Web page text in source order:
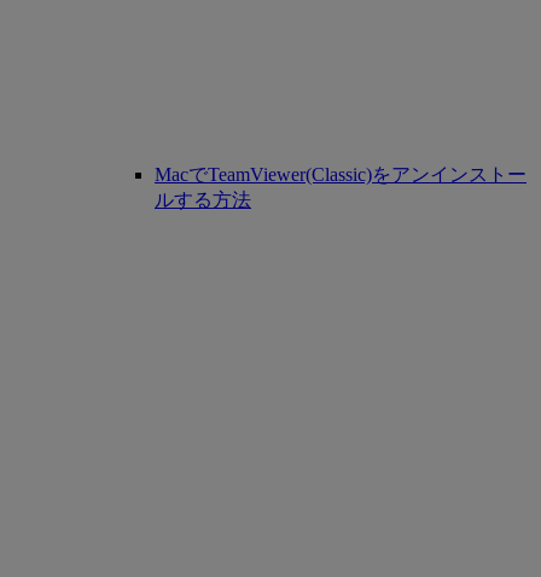
MacでTeamViewer(Classic)をアンインストー
ルする方法